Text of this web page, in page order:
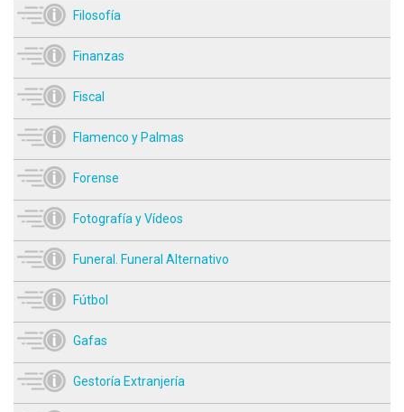
Filosofía
Finanzas
Fiscal
Flamenco y Palmas
Forense
Fotografía y Vídeos
Funeral. Funeral Alternativo
Fútbol
Gafas
Gestoría Extranjería